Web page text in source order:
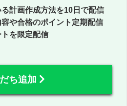
計画作成方法を10日で配信
や合格のポイント定期配信
を限定配信
ち追加